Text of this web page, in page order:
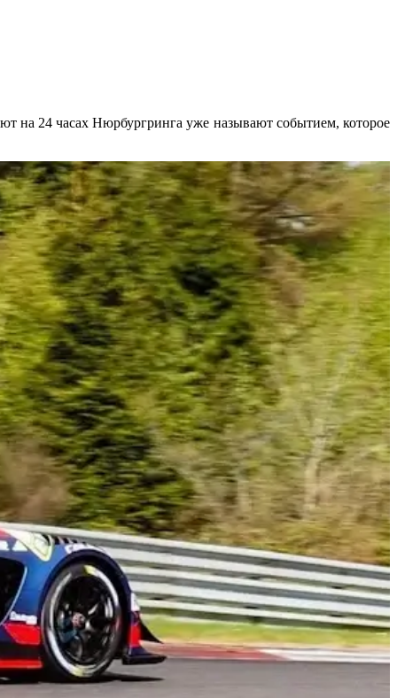
на 24 часах Нюрбургринга уже называют событием, которое